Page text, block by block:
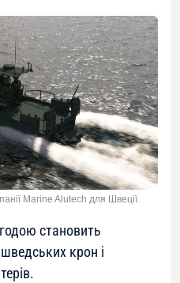
Marine Alutech для Швеції.
становить
крон і